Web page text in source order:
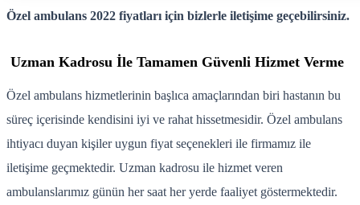
Özel ambulans 2022 fiyatları için bizlerle iletişime geçebilirsiniz.
Uzman Kadrosu İle Tamamen Güvenli Hizmet Verme
Özel ambulans hizmetlerinin başlıca amaçlarından biri hastanın bu
süreç içerisinde kendisini iyi ve rahat hissetmesidir. Özel ambulans
ihtiyacı duyan kişiler uygun fiyat seçenekleri ile firmamız ile
iletişime geçmektedir. Uzman kadrosu ile hizmet veren
ambulanslarımız günün her saat her yerde faaliyet göstermektedir.